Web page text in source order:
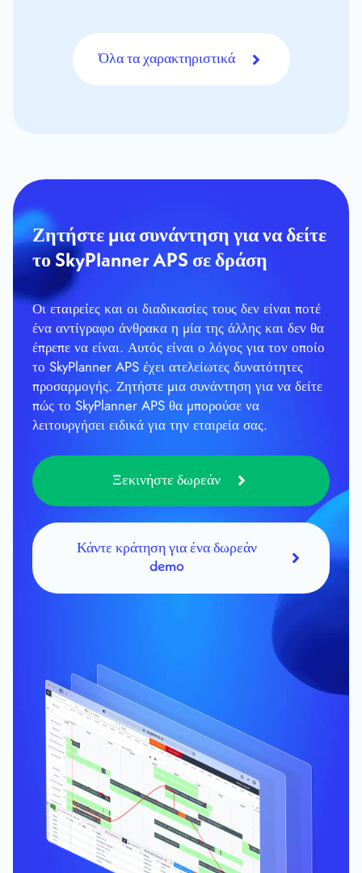
Διαβάστε περισσότερα
Λήψη φυλλαδίου
Όλα τα χαρακτηριστικά
Ζητήστε μια συνάντηση για να δείτε
το SkyPlanner APS σε δράση
Οι εταιρείες και οι διαδικασίες τους δεν είναι ποτέ
ένα αντίγραφο άνθρακα η μία της άλλης και δεν θα
έπρεπε να είναι. Αυτός είναι ο λόγος για τον οποίο
το SkyPlanner APS έχει ατελείωτες δυνατότητες
προσαρμογής. Ζητήστε μια συνάντηση για να δείτε
πώς το SkyPlanner APS θα μπορούσε να
λειτουργήσει ειδικά για την εταιρεία σας.
Ξεκινήστε δωρεάν
Κάντε κράτηση για ένα δωρεάν
demo